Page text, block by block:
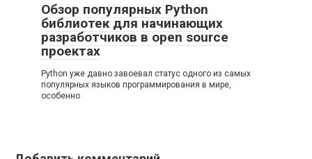
Обзор популярных Python
библиотек для начинающих
разработчиков в open source
проектах
Python уже давно завоевал статус одного из самых
популярных языков программирования в мире,
особенно